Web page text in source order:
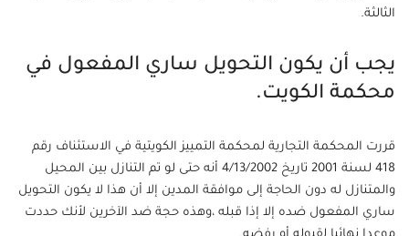
الثالثة.
يجب أن يكون التحويل ساري المفعول في
محكمة الكويت.
قررت المحكمة التجارية لمحكمة التمييز الكويتية في الاستئناف رقم
418 لسنة 2001 تاريخ 4/13/2002 أنه حتى لو تم التنازل بين المحيل
والمتنازل له دون الحاجة إلى موافقة المدين إلا أن هذا لا يكون التحويل
ساري المفعول ضده إلا إذا قبله ،وهذه حجة ضد الآخرين لأنك حددت